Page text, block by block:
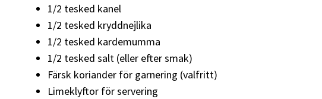
1/2 tesked kanel
1/2 tesked kryddnejlika
1/2 tesked kardemumma
1/2 tesked salt (eller efter smak)
Färsk koriander för garnering (valfritt)
Limeklyftor för servering